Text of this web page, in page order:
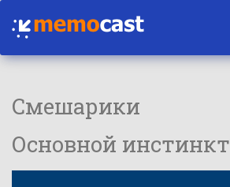
Смешарики
Основной инстинкт